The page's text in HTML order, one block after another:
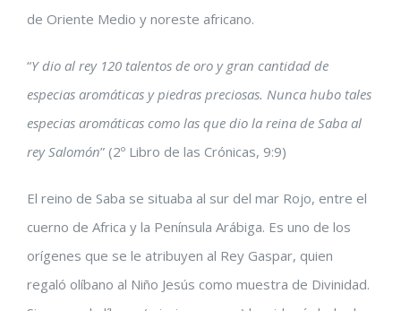
de Oriente Medio y noreste africano.
“Y dio al rey 120 talentos de oro y gran cantidad de
especias aromáticas y piedras preciosas. Nunca hubo tales
especias aromáticas como las que dio la reina de Saba al
rey Salomón” (2º Libro de las Crónicas, 9:9)
El reino de Saba se situaba al sur del mar Rojo, entre el
cuerno de Africa y la Península Arábiga. Es uno de los
orígenes que se le atribuyen al Rey Gaspar, quien
regaló olíbano al Niño Jesús como muestra de Divinidad.